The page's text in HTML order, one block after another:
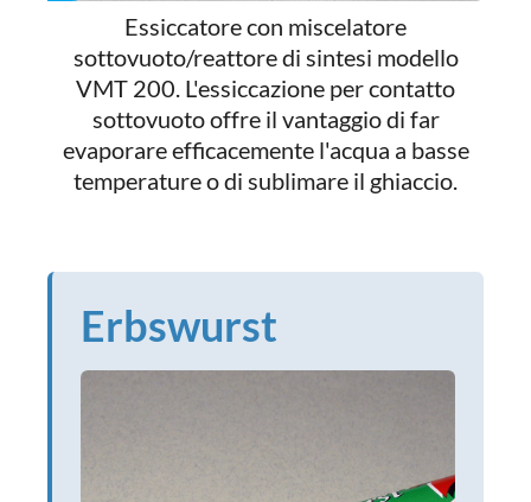
Essiccatore con miscelatore
sottovuoto/reattore di sintesi modello
VMT 200. L'essiccazione per contatto
sottovuoto offre il vantaggio di far
evaporare efficacemente l'acqua a basse
temperature o di sublimare il ghiaccio.
Erbswurst